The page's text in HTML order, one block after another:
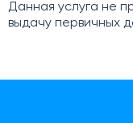
Данная услуга не
выдачу первичных